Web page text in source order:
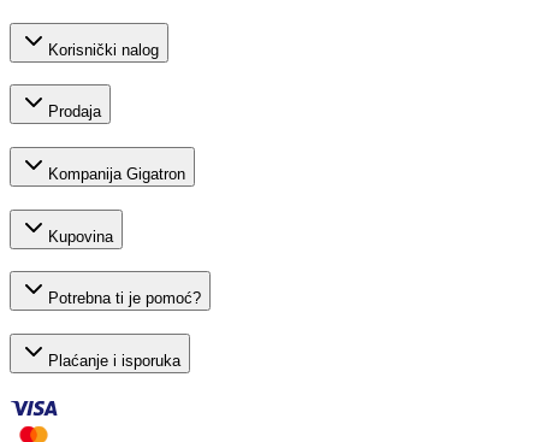
Korisnički nalog
Prodaja
Kompanija Gigatron
Kupovina
Potrebna ti je pomoć?
Plaćanje i isporuka